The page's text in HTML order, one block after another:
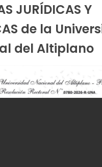
JURÍDICAS Y
de la
del Altiplano